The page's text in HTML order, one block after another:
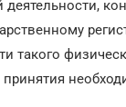
деятельности,
такого